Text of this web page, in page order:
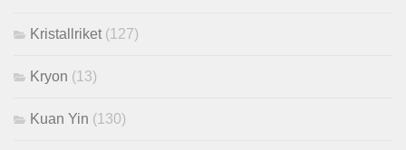
Kristallriket (127)
Kryon (13)
Kuan Yin (130)